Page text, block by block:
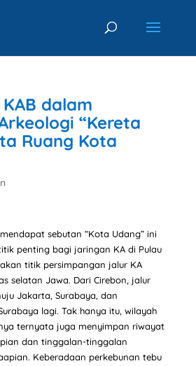
dalam
“Kereta
Ruang Kota
sebutan “Kota Udang” ini
penting bagi jaringan KA di Pulau
titik persimpangan jalur KA
selatan Jawa. Dari Cirebon, jalur
Jakarta, Surabaya, dan
lagi. Tak hanya itu, wilayah
ternyata juga menyimpan riwayat
dan tinggalan-tinggalan
Keberadaan perkebunan tebu